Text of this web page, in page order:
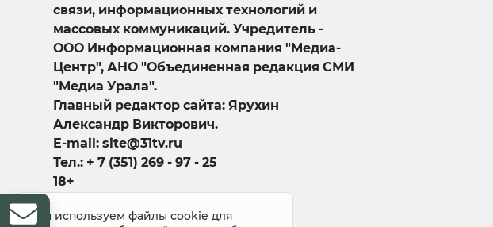
связи, информационных технологий и
массовых коммуникаций. Учредитель -
ООО Информационная компания "Медиа-
Центр", АНО "Объединенная редакция СМИ
"Медиа Урала".
Главный редактор сайта: Ярухин
Александр Викторович.
E-mail: site@31tv.ru
Тел.: + 7 (351) 269 - 97 - 25
18+
Мы используем файлы cookie для